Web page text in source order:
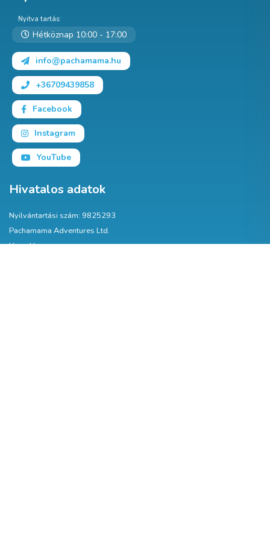
Nyitva tartás:
Hétköznap 10:00 - 17:00
info@pachamama.hu
+36709439858
Facebook
Instagram
YouTube
Hivatalos adatok
Nyilvántartási szám: 9825293
Pachamama Adventures Ltd.
Hova House